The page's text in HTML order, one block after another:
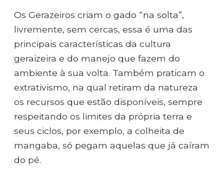
Os Gerazeiros criam o gado “na solta”,
livremente, sem cercas, essa é uma das
principais características da cultura
geraizeira e do manejo que fazem do
ambiente à sua volta. Também praticam o
extrativismo, na qual retiram da natureza
os recursos que estão disponíveis, sempre
respeitando os limites da própria terra e
seus ciclos, por exemplo, a colheita de
mangaba, só pegam aquelas que já caíram
do pé.